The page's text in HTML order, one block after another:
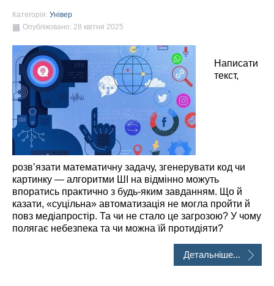
Категорія: Універ
Опубліковано: 28 квітня 2025
Написати
текст,
розв’язати математичну задачу, згенерувати код чи
картинку — алгоритми ШІ на відмінно можуть
впоратись практично з будь-яким завданням. Що й
казати, «суцільна» автоматизація не могла пройти й
повз медіапростір. Та чи не стало це загрозою? У чому
полягає небезпека та чи можна їй протидіяти?
Детальніше...